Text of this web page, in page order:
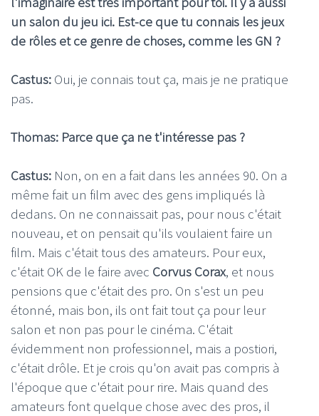
un salon du jeu ici. Est-ce que tu connais les jeux
de rôles et ce genre de choses, comme les GN ?
Castus: Oui, je connais tout ça, mais je ne pratique
pas.
Thomas: Parce que ça ne t'intéresse pas ?
Castus: Non, on en a fait dans les années 90. On a
même fait un film avec des gens impliqués là
dedans. On ne connaissait pas, pour nous c'était
nouveau, et on pensait qu'ils voulaient faire un
film. Mais c'était tous des amateurs. Pour eux,
c'était OK de le faire avec Corvus Corax, et nous
pensions que c'était des pro. On s'est un peu
étonné, mais bon, ils ont fait tout ça pour leur
salon et non pas pour le cinéma. C'était
évidemment non professionnel, mais a postiori,
c'était drôle. Et je crois qu'on avait pas compris à
l'époque que c'était pour rire. Mais quand des
amateurs font quelque chose avec des pros, il